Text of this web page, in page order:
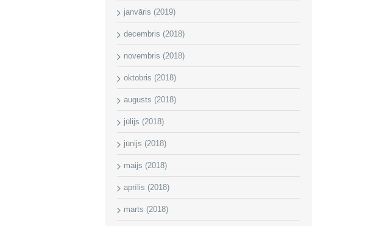
janvāris (2019)
decembris (2018)
novembris (2018)
oktobris (2018)
augusts (2018)
jūlijs (2018)
jūnijs (2018)
maijs (2018)
aprīlis (2018)
marts (2018)